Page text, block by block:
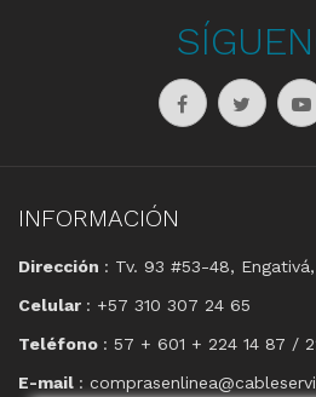
INFORMACIÓN
Dirección : Tv. 93 #53-48,
Celular : +57 310 307 24 65
Teléfono : 57 + 601 + 224 14 87 /
E-mail :